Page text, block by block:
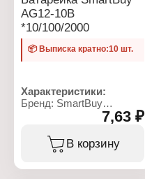
AG12-10B
*10/100/2000
📦 Выписка кратно:10 шт.
Характеристики:
Бренд: SmartBuy
Артикул: SBBB-AG12-
Серия: BUTTON CELLS
Тип товара: Батарейка
7,63 ₽
В корзину